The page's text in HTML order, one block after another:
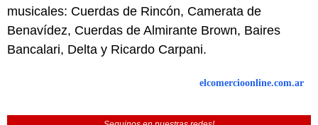
musicales: Cuerdas de Rincón, Camerata de
Benavídez, Cuerdas de Almirante Brown, Baires
Bancalari, Delta y Ricardo Carpani.
elcomercioonline.com.ar